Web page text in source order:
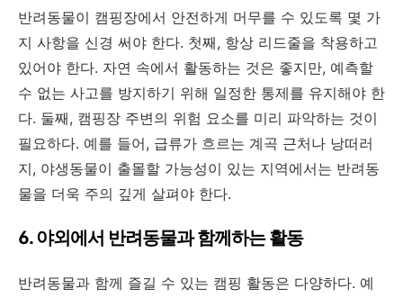
반려동물이 캠핑장에서 안전하게 머무를 수 있도록 몇 가
지 사항을 신경 써야 한다. 첫째, 항상 리드줄을 착용하고
있어야 한다. 자연 속에서 활동하는 것은 좋지만, 예측할
수 없는 사고를 방지하기 위해 일정한 통제를 유지해야 한
다. 둘째, 캠핑장 주변의 위험 요소를 미리 파악하는 것이
필요하다. 예를 들어, 급류가 흐르는 계곡 근처나 낭떠러
지, 야생동물이 출몰할 가능성이 있는 지역에서는 반려동
물을 더욱 주의 깊게 살펴야 한다.
6. 야외에서 반려동물과 함께하는 활동
반려동물과 함께 즐길 수 있는 캠핑 활동은 다양하다. 예